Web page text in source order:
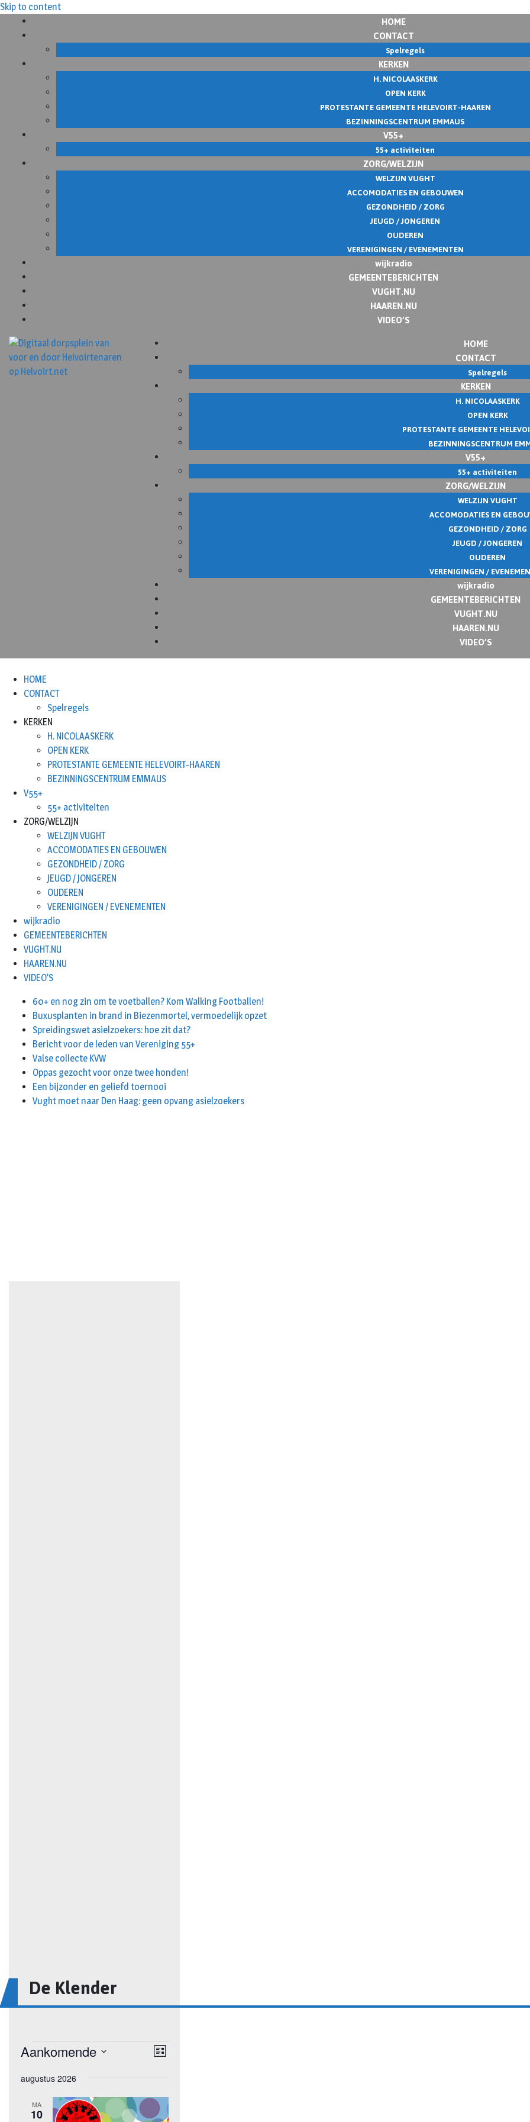
Skip to content
HOME
CONTACT
Spelregels
KERKEN
H. NICOLAASKERK
OPEN KERK
PROTESTANTE GEMEENTE HELEVOIRT-HAAREN
BEZINNINGSCENTRUM EMMAUS
V55+
55+ activiteiten
ZORG/WELZIJN
WELZIJN VUGHT
ACCOMODATIES EN GEBOUWEN
GEZONDHEID / ZORG
JEUGD / JONGEREN
OUDEREN
VERENIGINGEN / EVENEMENTEN
wijkradio
GEMEENTEBERICHTEN
VUGHT.NU
HAAREN.NU
VIDEO’S
HOME
CONTACT
Spelregels
KERKEN
H. NICOLAASKERK
OPEN KERK
PROTESTANTE GEMEENTE
BEZINNINGSCENTRUM
V55+
55+ activiteiten
ZORG/WELZIJN
WELZIJN VUGHT
ACCOMODATIES EN
GEZONDHEID / ZORG
JEUGD / JONGEREN
OUDEREN
VERENIGINGEN /
wijkradio
GEMEENTEBERICHTEN
VUGHT.NU
HAAREN.NU
VIDEO’S
HOME
CONTACT
Spelregels
KERKEN
H. NICOLAASKERK
OPEN KERK
PROTESTANTE GEMEENTE HELEVOIRT-HAAREN
BEZINNINGSCENTRUM EMMAUS
V55+
55+ activiteiten
ZORG/WELZIJN
WELZIJN VUGHT
ACCOMODATIES EN GEBOUWEN
GEZONDHEID / ZORG
JEUGD / JONGEREN
OUDEREN
VERENIGINGEN / EVENEMENTEN
wijkradio
GEMEENTEBERICHTEN
VUGHT.NU
HAAREN.NU
VIDEO’S
60+ en nog zin om te voetballen? Kom Walking Footballen!
Buxusplanten in brand in Biezenmortel, vermoedelijk opzet
Spreidingswet asielzoekers: hoe zit dat?
Bericht voor de leden van Vereniging 55+
Valse collecte KVW
Oppas gezocht voor onze twee honden!
Een bijzonder en geliefd toernooi
Vught moet naar Den Haag: geen opvang asielzoekers
De Klender